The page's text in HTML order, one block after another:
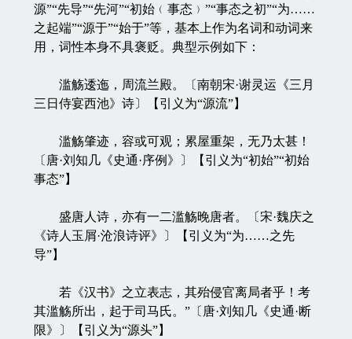
源”“先导”“先河”“初始﹙事态﹚”“事态之初”“为……
之起端”“源于”“始于”等，基本上作为名词和动词来
用，词性本身不具褒贬。典型示例如下：
滥觞逶迤，周流兰殿。〔南朝宋·谢灵运《三月
三日侍宴西池》诗〕【引义为“源流”】
滥觞肇迹，容或可观；累屋重架，无乃太甚！
〔唐·刘知几《史通·序例》〕【引义为“初始”“初始
事态”】
盛唐人诗，亦有一二滥觞晚唐者。〔宋·魏庆之
《诗人玉屑·沧浪诗评》〕【引义为“为……之先
导”】
若《汉书》之立表志，其殆侵官离局者乎！考
其滥觞所出，起于司马氏。”〔唐·刘知几《史通·断
限》〕【引义为“源头”】